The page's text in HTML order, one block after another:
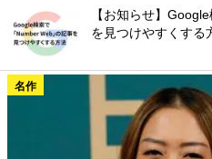
【お知らせ】
を見つけやすくする
名作